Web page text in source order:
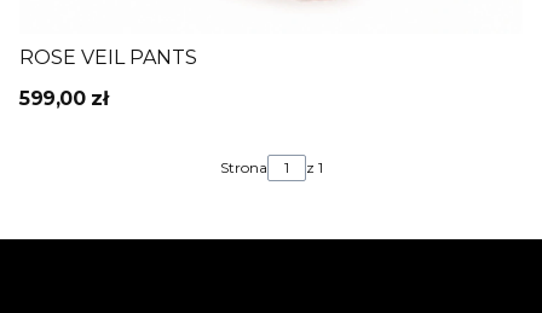
ROSE VEIL PANTS
599,00 zł
Strona z 1